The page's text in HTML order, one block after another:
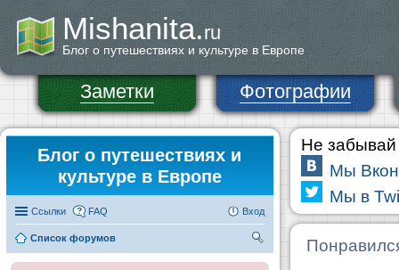
Mishanita.ru
Блог о путешествиях и культуре в Европе
Заметки Фотографии
Блог о путешествиях и
культуре в Европе
Ссылки FAQ Вход
Список форумов
Не забывай
Мы
Мы в